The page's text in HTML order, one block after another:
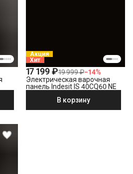
Акция
Хит
17 199 ₽19 999 ₽−14%
Электрическая варочная
панель Indesit IS 40CQ60 NE
В корзину